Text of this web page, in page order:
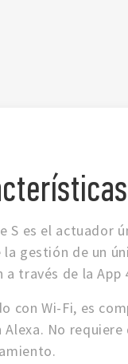
S es el actuador
gestión de un
a través de la App
con Wi-Fi, es
Alexa. No